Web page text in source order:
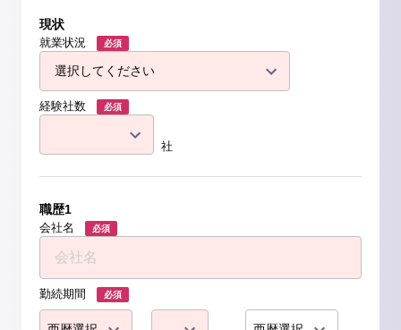
現状
就業状況 必須
経験社数 必須
社
職歴1
会社名 必須
勤続期間 必須